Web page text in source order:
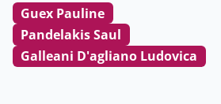
Guex Pauline
Pandelakis Saul
Galleani D'agliano Ludovica